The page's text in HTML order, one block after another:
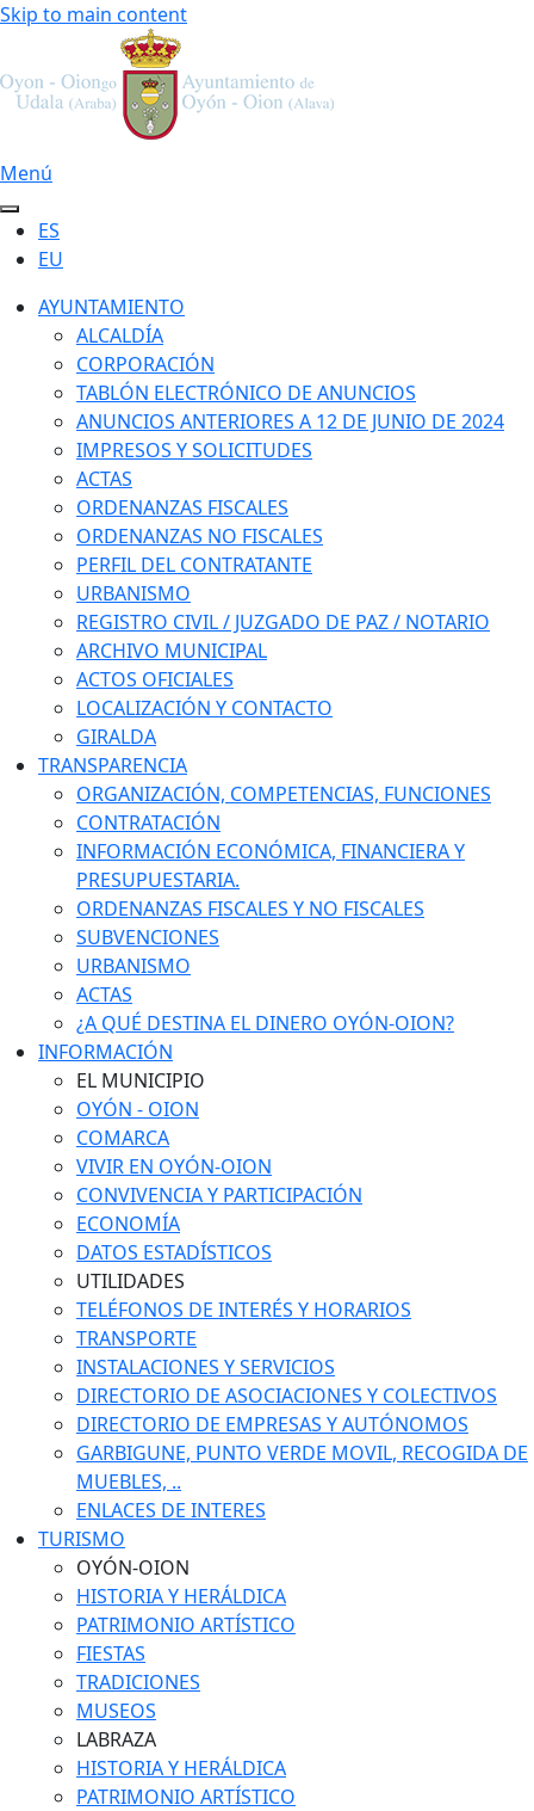
Skip to main content
Menú
ES
EU
AYUNTAMIENTO
ALCALDÍA
CORPORACIÓN
TABLÓN ELECTRÓNICO DE ANUNCIOS
ANUNCIOS ANTERIORES A 12 DE JUNIO DE 2024
IMPRESOS Y SOLICITUDES
ACTAS
ORDENANZAS FISCALES
ORDENANZAS NO FISCALES
PERFIL DEL CONTRATANTE
URBANISMO
REGISTRO CIVIL / JUZGADO DE PAZ / NOTARIO
ARCHIVO MUNICIPAL
ACTOS OFICIALES
LOCALIZACIÓN Y CONTACTO
GIRALDA
TRANSPARENCIA
ORGANIZACIÓN, COMPETENCIAS, FUNCIONES
CONTRATACIÓN
INFORMACIÓN ECONÓMICA, FINANCIERA Y
PRESUPUESTARIA.
ORDENANZAS FISCALES Y NO FISCALES
SUBVENCIONES
URBANISMO
ACTAS
¿A QUÉ DESTINA EL DINERO OYÓN-OION?
INFORMACIÓN
EL MUNICIPIO
OYÓN - OION
COMARCA
VIVIR EN OYÓN-OION
CONVIVENCIA Y PARTICIPACIÓN
ECONOMÍA
DATOS ESTADÍSTICOS
UTILIDADES
TELÉFONOS DE INTERÉS Y HORARIOS
TRANSPORTE
INSTALACIONES Y SERVICIOS
DIRECTORIO DE ASOCIACIONES Y COLECTIVOS
DIRECTORIO DE EMPRESAS Y AUTÓNOMOS
GARBIGUNE, PUNTO VERDE MOVIL, RECOGIDA DE
MUEBLES, ..
ENLACES DE INTERES
TURISMO
OYÓN-OION
HISTORIA Y HERÁLDICA
PATRIMONIO ARTÍSTICO
FIESTAS
TRADICIONES
MUSEOS
LABRAZA
HISTORIA Y HERÁLDICA
PATRIMONIO ARTÍSTICO